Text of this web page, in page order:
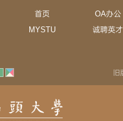
首页 OA办公
MYSTU 诚聘英才